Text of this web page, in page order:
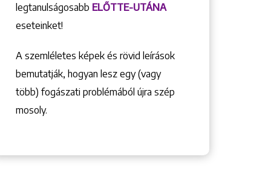
legtanulságosabb ELŐTTE-UTÁNA
eseteinket!
A szemléletes képek és rövid leírások
bemutatják, hogyan lesz egy (vagy
több) fogászati problémából újra szép
mosoly.